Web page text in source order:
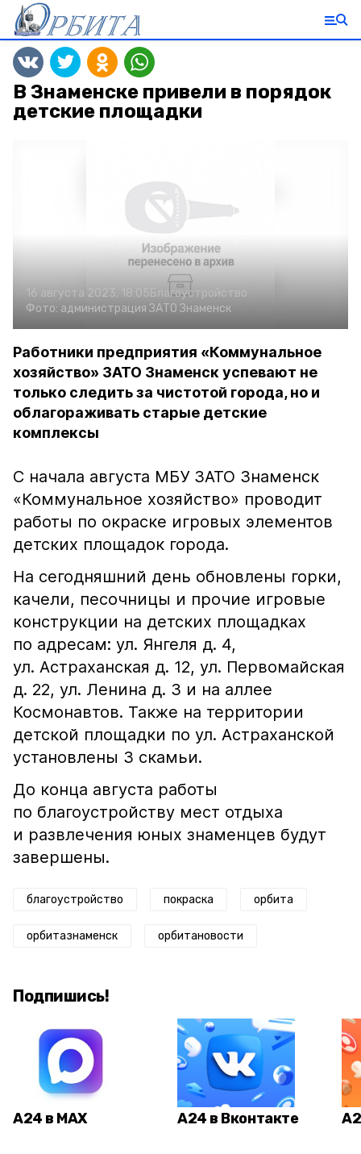
В Знаменске привели в порядок
детские площадки
16 августа 2023, 18:05Благоустройство
Фото: администрация ЗАТО Знаменск
Работники предприятия «Коммунальное
хозяйство» ЗАТО Знаменск успевают не
только следить за чистотой города, но и
облагораживать старые детские
комплексы
С начала августа МБУ ЗАТО Знаменск
«Коммунальное хозяйство» проводит
работы по окраске игровых элементов
детских площадок города.
На сегодняшний день обновлены горки,
качели, песочницы и прочие игровые
конструкции на детских площадках
по адресам: ул. Янгеля д. 4,
ул. Астраханская д. 12, ул. Первомайская
д. 22, ул. Ленина д. 3 и на аллее
Космонавтов. Также на территории
детской площадки по ул. Астраханской
установлены 3 скамьи.
До конца августа работы
по благоустройству мест отдыха
и развлечения юных знаменцев будут
завершены.
благоустройство покраска орбита
орбитазнаменск орбитановости
Подпишись!
А24 в MAX А24 в Вконтакте